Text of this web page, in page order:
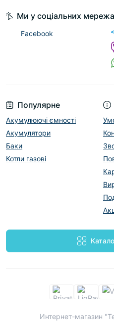
Популярне
Акумулюючі ємності
Акумулятори
Баки
Котли газові
Ми у соціальних
Facebook
Интернет-магазин